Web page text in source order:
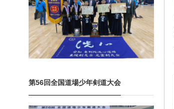
第56回全国道場少年剣道大会